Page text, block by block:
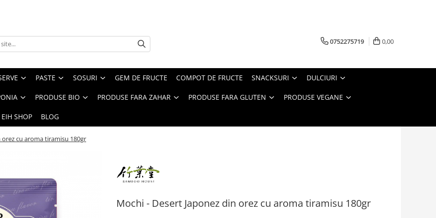
0752275719 0,00
PASTE SOSURI GEM DE FRUCTE COMPOT DE FRUCTE SNACKSURI DULCIURI
PRODUSE BIO PRODUSE FARA ZAHAR PRODUSE FARA GLUTEN PRODUSE VEGANE
SHOP BLOG
orez cu aroma tiramisu 180gr
Mochi - Desert Japonez din orez cu aroma tiramisu 180gr